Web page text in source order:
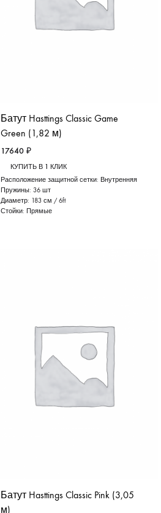
Батут Hasttings Classic Game
Green (1,82 м)
17640₽
КУПИТЬ В 1 КЛИК
Расположение защитной сетки: Внутренняя
Пружины:36 шт
Диаметр: 183 см / 6ft
Стойки:Прямые
Батут Hasttings Classic Pink (3,05
м)